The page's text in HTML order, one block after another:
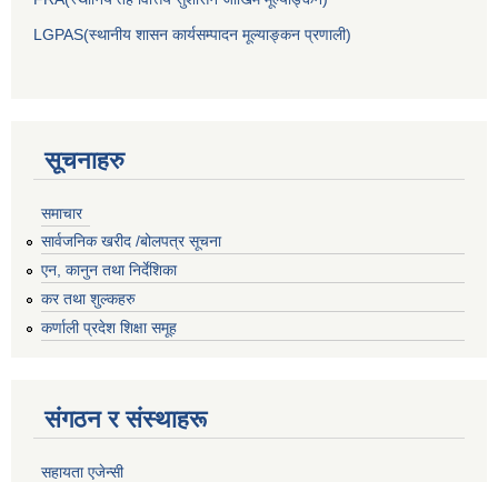
LGPAS(स्थानीय शासन कार्यसम्पादन मूल्याङ्कन प्रणाली)
सूचनाहरु
समाचार
सार्वजनिक खरीद /बोलपत्र सूचना
एन, कानुन तथा निर्देशिका
कर तथा शुल्कहरु
कर्णाली प्रदेश शिक्षा समूह
संगठन र संस्थाहरू
सहायता एजेन्सी